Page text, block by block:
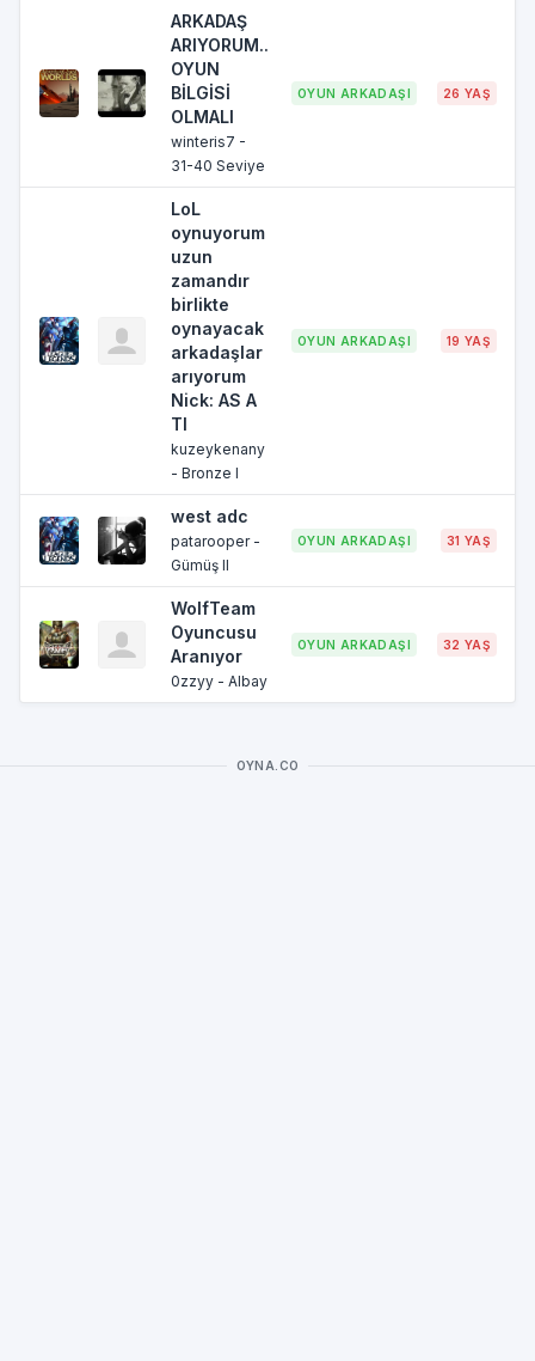
ARKADAŞ
ARIYORUM..
OYUN
BİLGİSİ
OLMALI
winteris7 -
31-40 Seviye
OYUN ARKADAŞI 26 YAŞ
LoL
oynuyorum
uzun
zamandır
birlikte
oynayacak
arkadaşlar
arıyorum
Nick: AS A
TI
kuzeykenany
- Bronze I
OYUN ARKADAŞI 19 YAŞ
west adc
patarooper -
Gümüş II
OYUN ARKADAŞI 31 YAŞ
WolfTeam
Oyuncusu
Aranıyor
0zzyy - Albay
OYUN ARKADAŞI 32 YAŞ
OYNA.CO